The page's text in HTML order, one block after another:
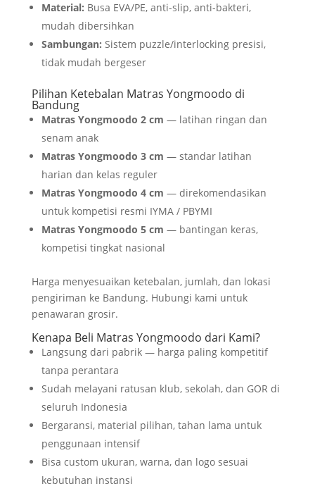
Material: Busa EVA/PE, anti-slip, anti-bakteri,
mudah dibersihkan
Sambungan: Sistem puzzle/interlocking presisi,
tidak mudah bergeser
Pilihan Ketebalan Matras Yongmoodo di
Bandung
Matras Yongmoodo 2 cm — latihan ringan dan
senam anak
Matras Yongmoodo 3 cm — standar latihan
harian dan kelas reguler
Matras Yongmoodo 4 cm — direkomendasikan
untuk kompetisi resmi IYMA / PBYMI
Matras Yongmoodo 5 cm — bantingan keras,
kompetisi tingkat nasional
Harga menyesuaikan ketebalan, jumlah, dan lokasi
pengiriman ke Bandung. Hubungi kami untuk
penawaran grosir.
Kenapa Beli Matras Yongmoodo dari Kami?
Langsung dari pabrik — harga paling kompetitif
tanpa perantara
Sudah melayani ratusan klub, sekolah, dan GOR di
seluruh Indonesia
Bergaransi, material pilihan, tahan lama untuk
penggunaan intensif
Bisa custom ukuran, warna, dan logo sesuai
kebutuhan instansi